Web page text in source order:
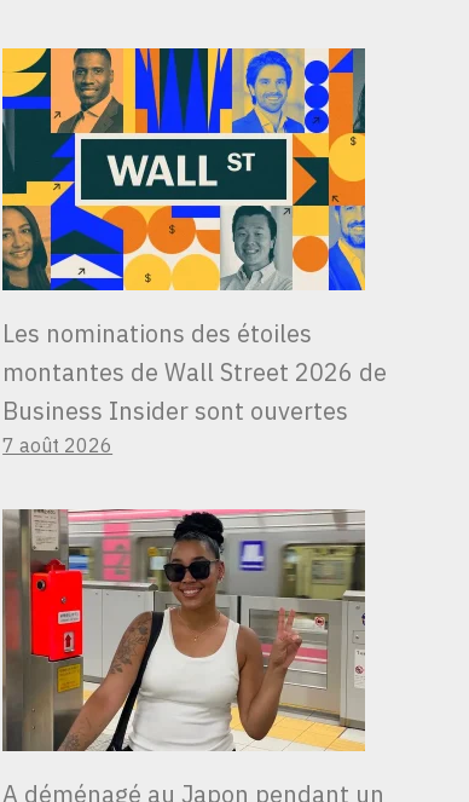
Les nominations des étoiles
montantes de Wall Street 2026 de
Business Insider sont ouvertes
7 août 2026
A déménagé au Japon pendant un